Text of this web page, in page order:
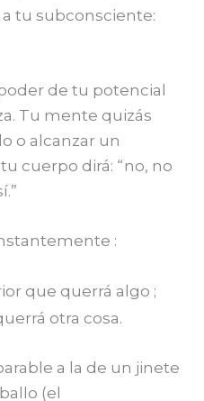
tu subconsciente:
de tu potencial
Tu mente quizás
o alcanzar un
cuerpo dirá: “no, no
:
que querrá algo ;
otra cosa.
a la de un jinete
(el